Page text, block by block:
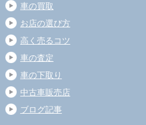
車の買取
お店の選び方
高く売るコツ
車の査定
車の下取り
中古車販売店
ブログ記事